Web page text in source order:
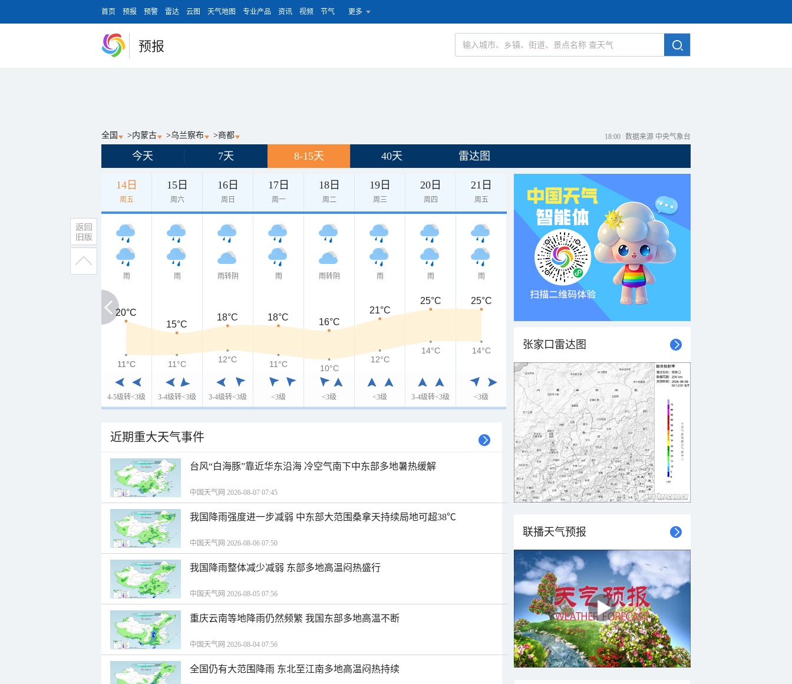
首页 预报 预警 雷达 云图 天气地图 专业产品 资讯 视频 节气 更多
预报
全国 >内蒙古 >乌兰察布 >商都 18:00 数据来源 中央气象台
今天 7天 8-15天 40天 雷达图
14日
周五
15日
周六
16日
周日
17日
周一
18日
周二
19日
周三
20日
周四
21日
周五
雨
4-5级转<3级
雨
3-4级转<3级
雨转阴
3-4级转<3级
雨
<3级
雨转阴
<3级
雨
<3级
雨
3-4级转<3级
雨
<3级
20°C
20°C
15°C
18°C 18°C 16°C
21°C
25°C 25°C
11°C
11°C 11°C 12°C 11°C 10°C
12°C
14°C 14°C
近期重大天气事件
台风“白海豚”靠近华东沿海 冷空气南下中东部多地暑热缓解
中国天气网 2026-08-07 07:45
我国降雨强度进一步减弱 中东部大范围桑拿天持续局地可超38℃
中国天气网 2026-08-06 07:50
我国降雨整体减少减弱 东部多地高温闷热盛行
中国天气网 2026-08-05 07:56
重庆云南等地降雨仍然频繁 我国东部多地高温不断
中国天气网 2026-08-04 07:56
全国仍有大范围降雨 东北至江南多地高温闷热持续
张家口雷达图
联播天气预报